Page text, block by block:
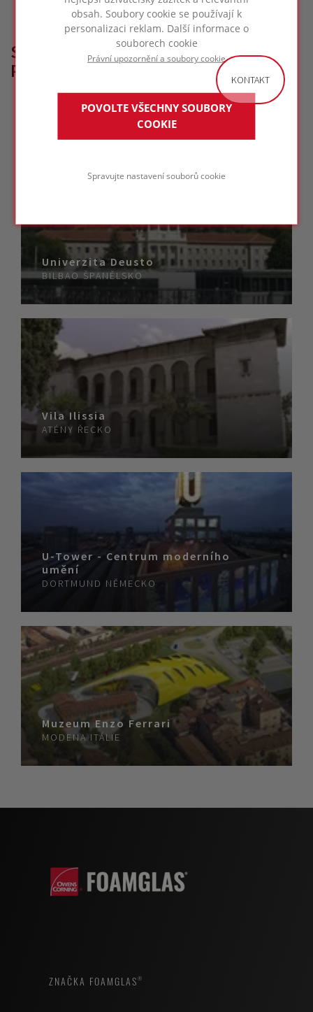
obsah. Soubory cookie se používají k
personalizaci reklam. Další informace o
souborech cookie
Právní upozornění a soubory cookie
POVOLTE VŠECHNY SOUBORY
COOKIE
Spravujte nastavení souborů cookie
SOUVISEJÍCÍ REFERENČNÍ
PROJEKTY
Univerzita Deusto
BILBAO ŠPANĚLSKO
Vila Ilissia
ATÉNY ŘECKO
U-Tower - Centrum moderního
umění
DORTMUND NĚMECKO
Muzeum Enzo Ferrari
MODENA ITÁLIE
KONTAKT
ZNAČKA FOAMGLAS®